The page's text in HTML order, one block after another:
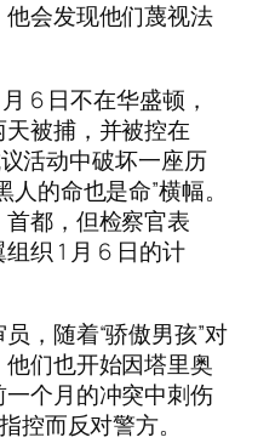
会发现他们蔑视法
6 日不在华盛顿，
被捕，并被控在
活动中破坏一座历
的命也是命”横幅。
都，但检察官表
织 1 月 6 日的计
，随着“骄傲男孩”对
们也开始因塔里奥
个月的冲突中刺伤
控而反对警方。